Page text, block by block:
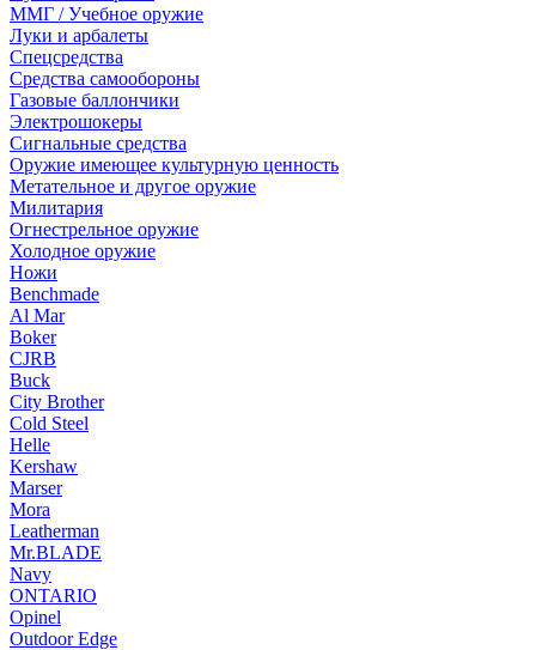
ММГ / Учебное оружие
Луки и арбалеты
Спецсредства
Средства самообороны
Газовые баллончики
Электрошокеры
Сигнальные средства
Оружие имеющее культурную ценность
Метательное и другое оружие
Милитария
Огнестрельное оружие
Холодное оружие
Ножи
Benchmade
Al Mar
Boker
CJRB
Buck
City Brother
Cold Steel
Helle
Kershaw
Marser
Mora
Leatherman
Mr.BLADE
Navy
ONTARIO
Opinel
Outdoor Edge